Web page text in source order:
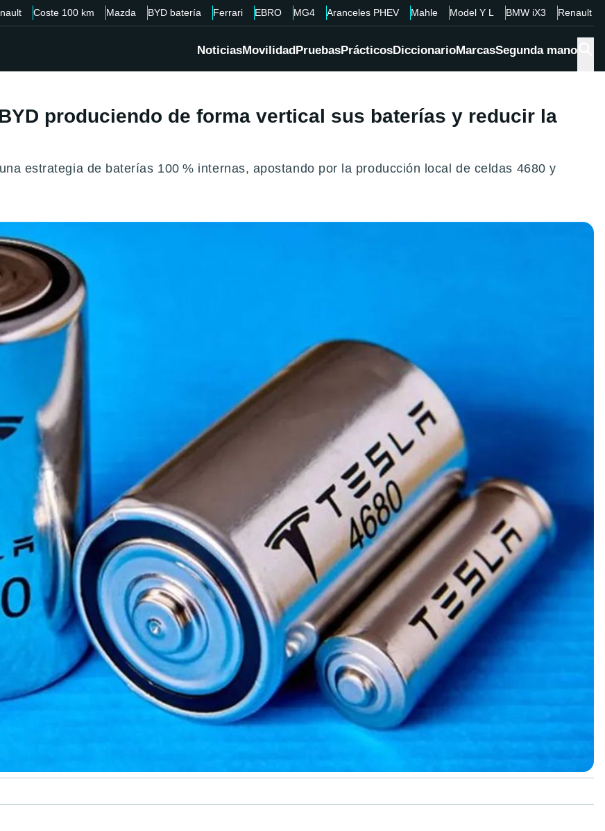
Coste 100 km Mazda BYD batería Ferrari EBRO MG4 Aranceles PHEV Mahle Model Y L BMW iX3 Renault
NoticiasMovilidadPruebasPrácticosDiccionarioMarcasSegunda mano
produciendo de forma vertical sus baterías y reducir la
estrategia de baterías 100 % internas, apostando por la producción local de celdas 4680 y